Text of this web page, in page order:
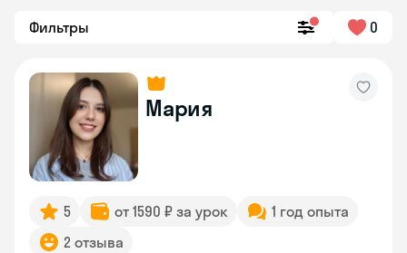
Фильтры 0
Мария
5 от 1590 ₽ за урок
1 год опыта
2 отзыва